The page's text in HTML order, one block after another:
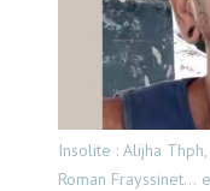
Insolite : Alijha
Roman Frayssinet…